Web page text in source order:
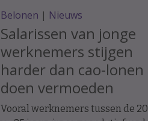
Belonen | Nieuws
Salarissen van jonge
werknemers stijgen
harder dan cao-lonen
doen vermoeden
Vooral werknemers tussen de 20